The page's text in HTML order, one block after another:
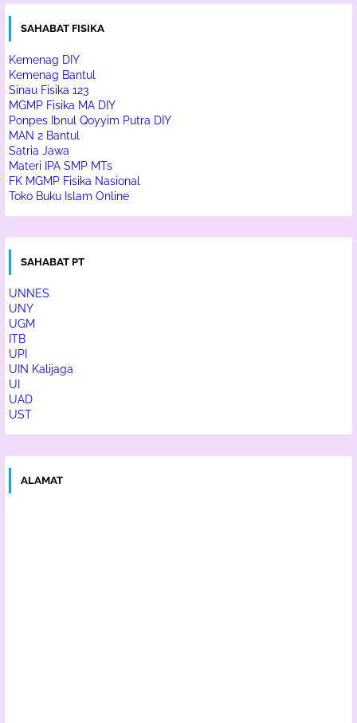
SAHABAT FISIKA
Kemenag DIY
Kemenag Bantul
Sinau Fisika 123
MGMP Fisika MA DIY
Ponpes Ibnul Qoyyim Putra DIY
MAN 2 Bantul
Satria Jawa
Materi IPA SMP MTs
FK MGMP Fisika Nasional
Toko Buku Islam Online
SAHABAT PT
UNNES
UNY
UGM
ITB
UPI
UIN Kalijaga
UI
UAD
UST
ALAMAT